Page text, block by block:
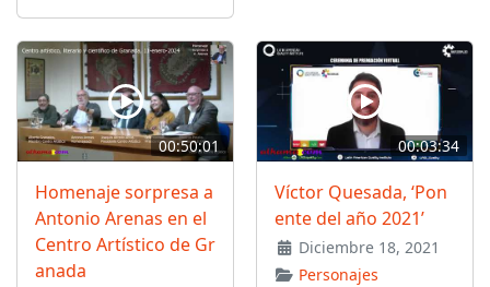
00:50:01
Homenaje sorpresa a
Antonio Arenas en el
Centro Artístico de Gr
anada
00:03:34
Víctor Quesada, ‘Pon
ente del año 2021’
Diciembre 18, 2021
Personajes